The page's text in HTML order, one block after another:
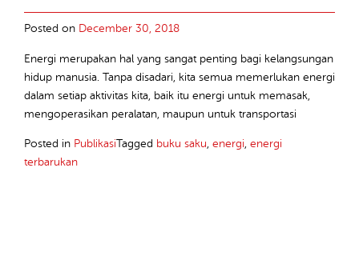
Posted on December 30, 2018
Energi merupakan hal yang sangat penting bagi kelangsungan
hidup manusia. Tanpa disadari, kita semua memerlukan energi
dalam setiap aktivitas kita, baik itu energi untuk memasak,
mengoperasikan peralatan, maupun untuk transportasi
Posted in PublikasiTagged buku saku, energi, energi
terbarukan